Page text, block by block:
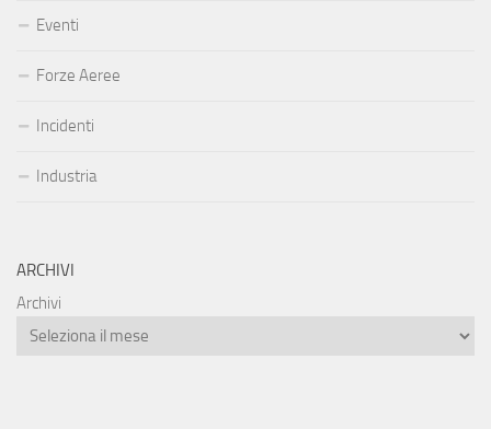
Eventi
Forze Aeree
Incidenti
Industria
ARCHIVI
Archivi